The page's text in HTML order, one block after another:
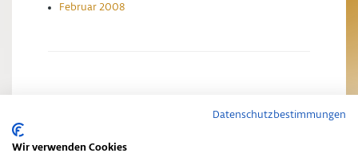
Februar 2008
Datenschutzbestimmungen
Wir verwenden Cookies